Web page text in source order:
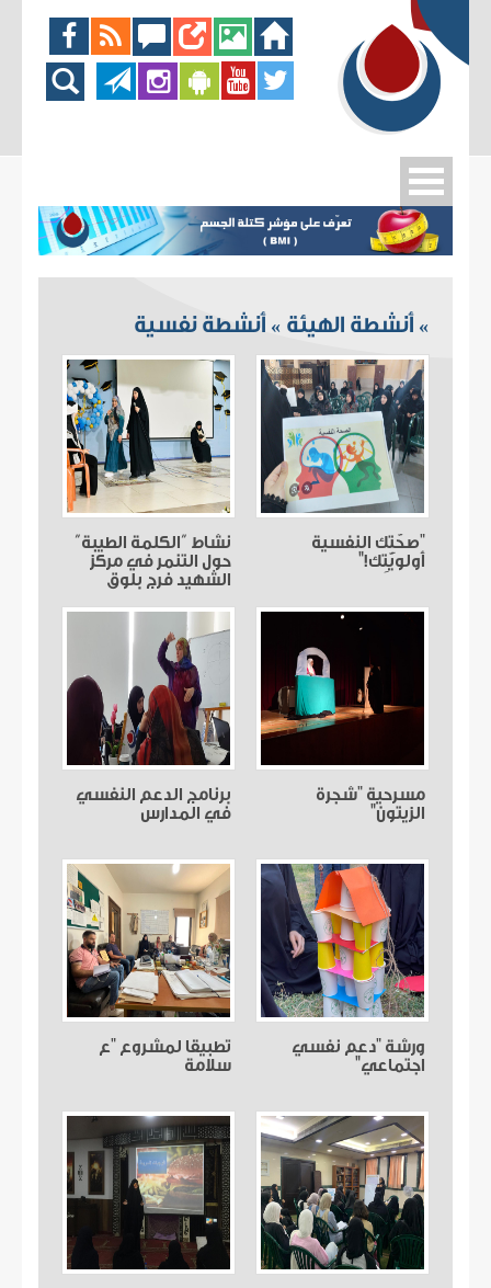
» أنشطة الهيئة » أنشطة نفسية
"صحّتِك النفسية
أولويّتِك!"
نشاط “الكلمة الطيبة”
حول التنمر في مركز
الشهيد فرج بلوق
مسرحية "شجرة
الزيتون"
برنامج الدعم النفسي
في المدارس
ورشة "دعم نفسي
اجتماعي"
تطبيقا لمشروع "ع
سلامة